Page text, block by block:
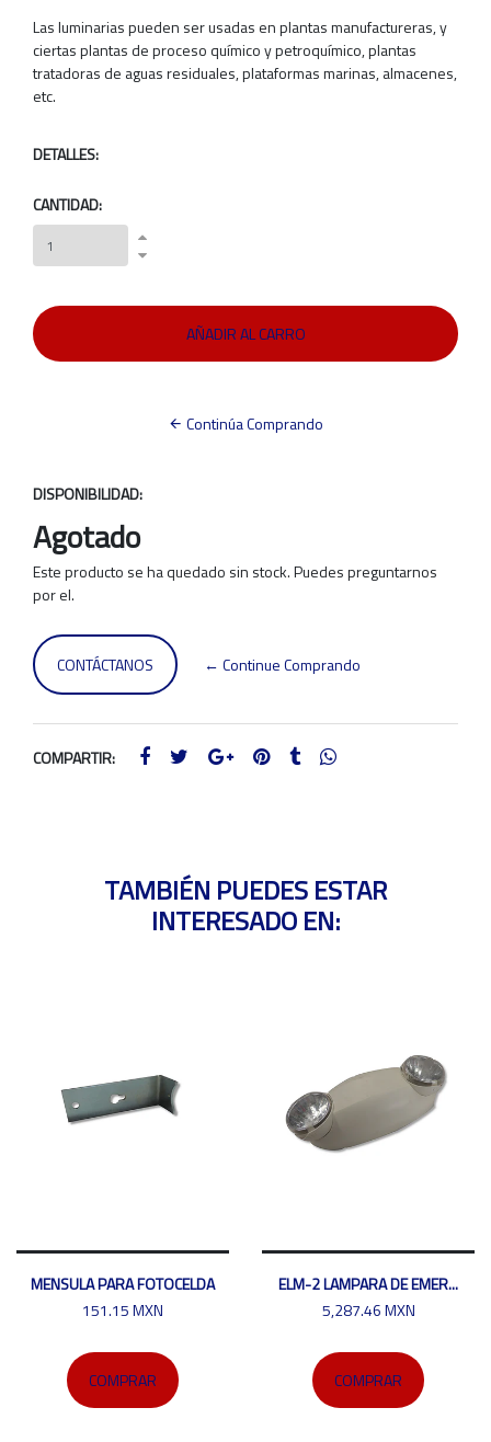
Las luminarias pueden ser usadas en plantas manufactureras, y
ciertas plantas de proceso químico y petroquímico, plantas
tratadoras de aguas residuales, plataformas marinas, almacenes,
etc.
DETALLES:
CANTIDAD:
Continúa Comprando
DISPONIBILIDAD:
Agotado
Este producto se ha quedado sin stock. Puedes preguntarnos
por el.
CONTÁCTANOS ← Continue Comprando
COMPARTIR:
TAMBIÉN PUEDES ESTAR
INTERESADO EN:
MENSULA PARA FOTOCELDA
151.15 MXN
COMPRAR
ELM-2 LAMPARA DE EMER...
5,287.46 MXN
COMPRAR